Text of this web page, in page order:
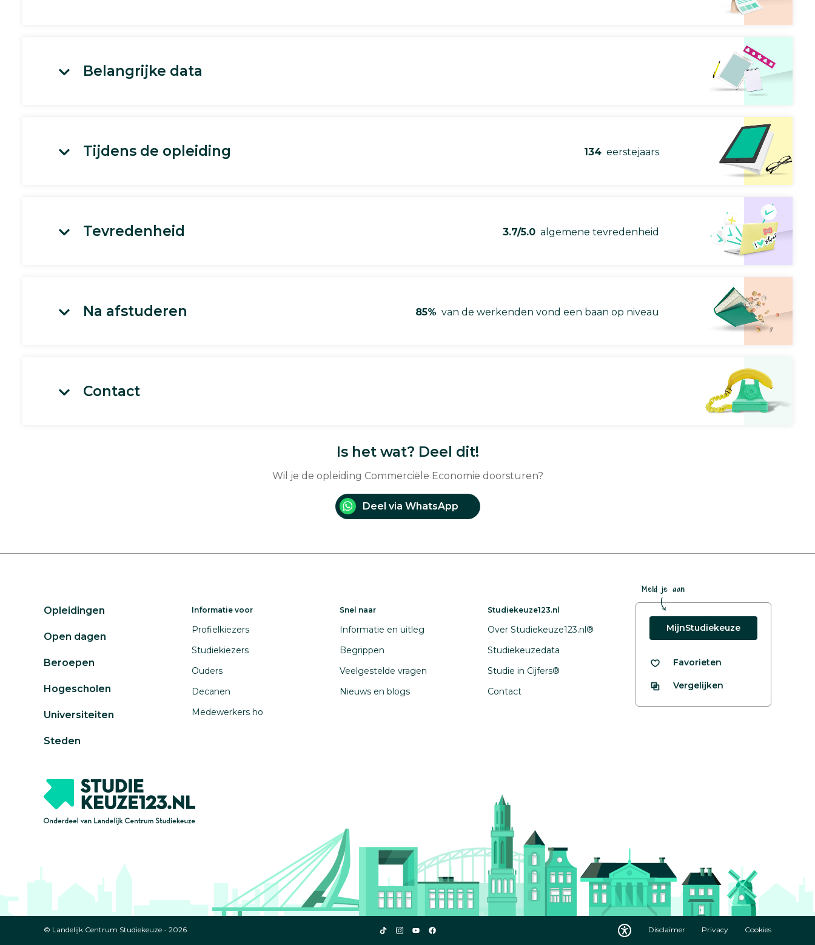
Belangrijke data
Tijdens de opleiding 134 eerstejaars
Tevredenheid 3.7/5.0 algemene tevredenheid
Na afstuderen 85% van de werkenden vond een baan op niveau
Contact
Is het wat? Deel dit!
Wil je de opleiding Commerciële Economie doorsturen?
Deel via WhatsApp
Opleidingen
Open dagen
Beroepen
Hogescholen
Universiteiten
Steden
Informatie voor
Profielkiezers
Studiekiezers
Ouders
Decanen
Medewerkers ho
Snel naar
Informatie en uitleg
Begrippen
Veelgestelde vragen
Nieuws en blogs
Studiekeuze123.nl
Over Studiekeuze123.nl®
Studiekeuzedata
Studie in Cijfers®
Contact
Meld je aan
MijnStudiekeuze
Favorieten
Vergelijken
© Landelijk Centrum Studiekeuze - 2026
Studiekeuze123
Studiekeuze123
Studiekeuze123
Studiekeuze123
Disclaimer Privacy Cookies